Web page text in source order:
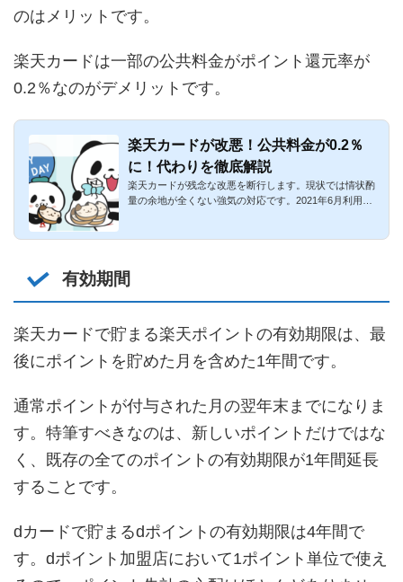
のはメリットです。
楽天カードは一部の公共料金がポイント還元率が
0.2％なのがデメリットです。
楽天カードが改悪！公共料金が0.2％
に！代わりを徹底解説
楽天カードが残念な改悪を断行します。現状では情状酌
量の余地が全くない強気の対応です。2021年6月利用分
有効期間
楽天カードで貯まる楽天ポイントの有効期限は、最
後にポイントを貯めた月を含めた1年間です。
通常ポイントが付与された月の翌年末までになりま
す。特筆すべきなのは、新しいポイントだけではな
く、既存の全てのポイントの有効期限が1年間延長
することです。
dカードで貯まるdポイントの有効期限は4年間で
す。dポイント加盟店において1ポイント単位で使え